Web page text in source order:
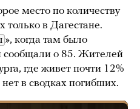
место по количеству
в Дагестане.
», когда там было
сообщали о 85. Жителей
где живет почти 12%
в сводках погибших.